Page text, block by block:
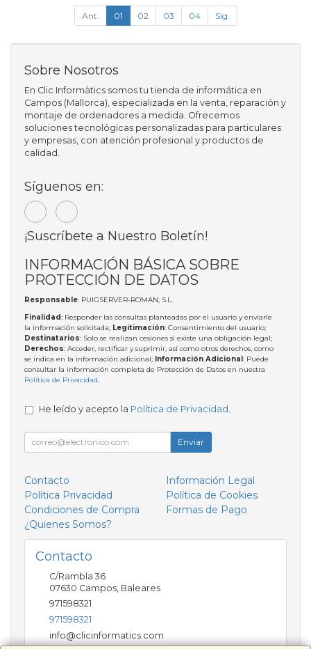
Ant. 01 02 03 04 Sig.
Sobre Nosotros
En Clic Informàtics somos tu tienda de informática en
Campos (Mallorca), especializada en la venta, reparación y
montaje de ordenadores a medida. Ofrecemos
soluciones tecnológicas personalizadas para particulares
y empresas, con atención profesional y productos de
calidad.
Síguenos en:
¡Suscríbete a Nuestro Boletín!
INFORMACIÓN BÁSICA SOBRE
PROTECCIÓN DE DATOS
Responsable: PUIGSERVER-ROMAN, S.L.
Finalidad: Responder las consultas planteadas por el usuario y enviarle
la información solicitada; Legitimación: Consentimiento del usuario;
Destinatarios: Solo se realizan cesiones si existe una obligación legal;
Derechos: Acceder, rectificar y suprimir, así como otros derechos, como
se indica en la información adicional; Información Adicional: Puede
consultar la información completa de Protección de Datos en nuestra
Política de Privacidad.
He leído y acepto la Política de Privacidad
Enviar
Contacto
Información Legal
Política Privacidad
Política de Cookies
Condiciones de Compra
Formas de Pago
¿Quienes Somos?
Contacto
C/Rambla 36
07630 Campos Baleares
971598321
971598321
info@clicinformatics.com